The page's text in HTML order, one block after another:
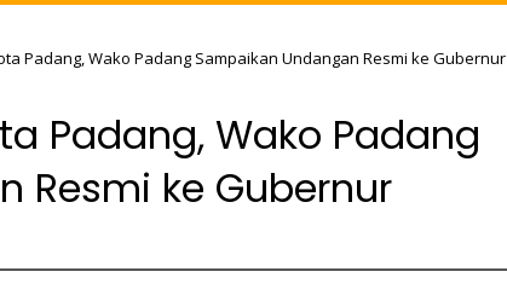
Padang, Wako Padang Sampaikan Undangan Resmi ke Gubernur
Padang, Wako Padang
Resmi ke Gubernur